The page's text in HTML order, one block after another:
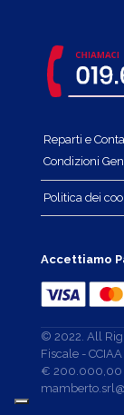
Reparti e
Condizioni
Politica dei
Accettiamo
© 2022. All
Fiscale -
€ 200.000,00